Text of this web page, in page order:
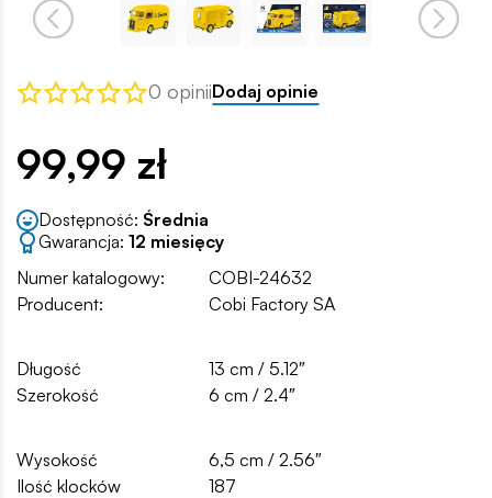
0 opiniiDodaj opinie
99,99 zł
Dostępność: Średnia
Gwarancja: 12 miesięcy
Numer katalogowy:
COBI-24632
Producent:
Cobi Factory SA
Długość
13 cm / 5.12″
Szerokość
6 cm / 2.4″
Wysokość
6,5 cm / 2.56″
Ilość klocków
187